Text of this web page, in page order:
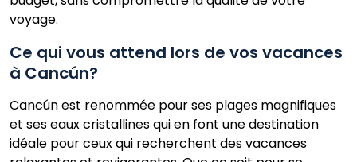
voyage.
Ce qui vous attend lors de vos vacances
à Cancún?
Cancún est renommée pour ses plages magnifiques
et ses eaux cristallines qui en font une destination
idéale pour ceux qui recherchent des vacances